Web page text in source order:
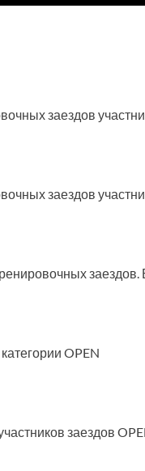
заездов
заездов
заездов.
OPEN
заездов